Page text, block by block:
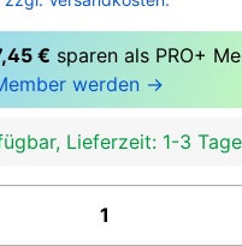
€ sparen als PRO+
werden →
Lieferzeit: 1-3 Tage